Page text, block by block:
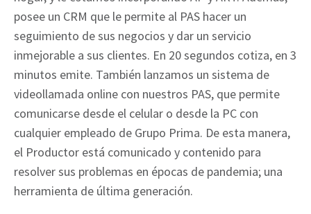
posee un CRM que le permite al PAS hacer un
seguimiento de sus negocios y dar un servicio
inmejorable a sus clientes. En 20 segundos cotiza, en 3
minutos emite. También lanzamos un sistema de
videollamada online con nuestros PAS, que permite
comunicarse desde el celular o desde la PC con
cualquier empleado de Grupo Prima. De esta manera,
el Productor está comunicado y contenido para
resolver sus problemas en épocas de pandemia; una
herramienta de última generación.